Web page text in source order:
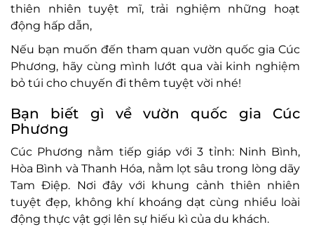
thiên nhiên tuyệt mĩ, trải nghiệm những hoạt
động hấp dẫn,
Nếu bạn muốn đến tham quan vườn quốc gia Cúc
Phương, hãy cùng mình lướt qua vài kinh nghiệm
bỏ túi cho chuyến đi thêm tuyệt vời nhé!
Bạn biết gì về vườn quốc gia Cúc
Phương
Cúc Phương nằm tiếp giáp với 3 tỉnh: Ninh Bình,
Hòa Bình và Thanh Hóa, nằm lọt sâu trong lòng dãy
Tam Điệp. Nơi đây với khung cảnh thiên nhiên
tuyệt đẹp, không khí khoáng dạt cùng nhiều loài
động thực vật gợi lên sự hiếu kì của du khách.